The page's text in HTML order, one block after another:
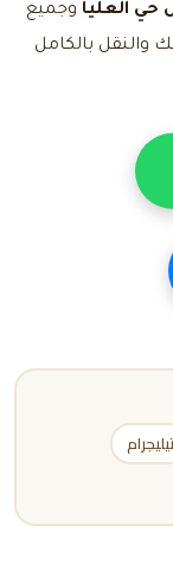
العليا وجميع
والنقل بالكامل
تيليجرام